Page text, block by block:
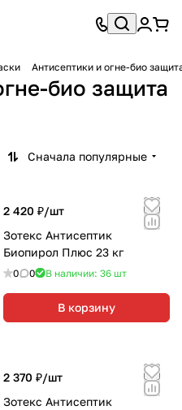
Антисептики и огне-био
био защита
Сначала популярные
2 420 ₽/шт
Зотекс Антисептик
Биопирол Плюс 23 кг
0 0 В наличии: 36 шт
В корзину
2 370 ₽/шт
Зотекс Антисептик